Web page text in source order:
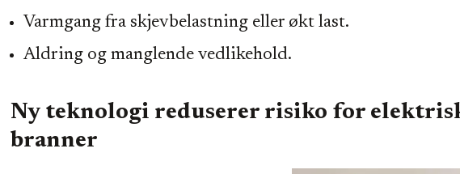
Varmgang fra skjevbelastning eller økt last.
Aldring og manglende vedlikehold.
Ny teknologi reduserer risiko for
branner